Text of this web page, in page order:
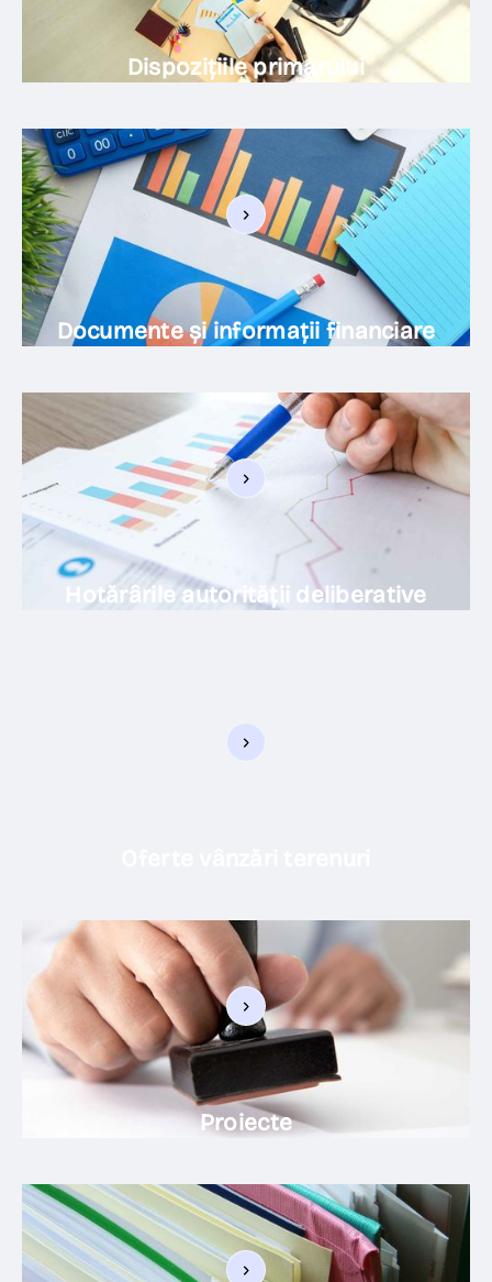
Dispozițiile primarului
Documente și informații financiare
Hotărârile autorității deliberative
Proiecte